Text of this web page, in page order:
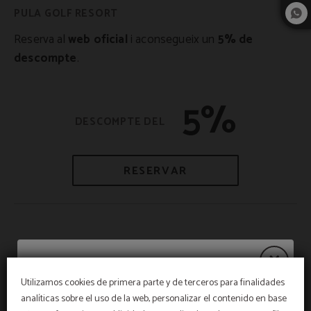
Utilizamos cookies de primera parte y de terceros para finalidades
analíticas sobre el uso de la web, personalizar el contenido en base
Reserva al web oficial i aconsegueix un 5% de
descompte
5%
RESERVAR
PROMOCIONS